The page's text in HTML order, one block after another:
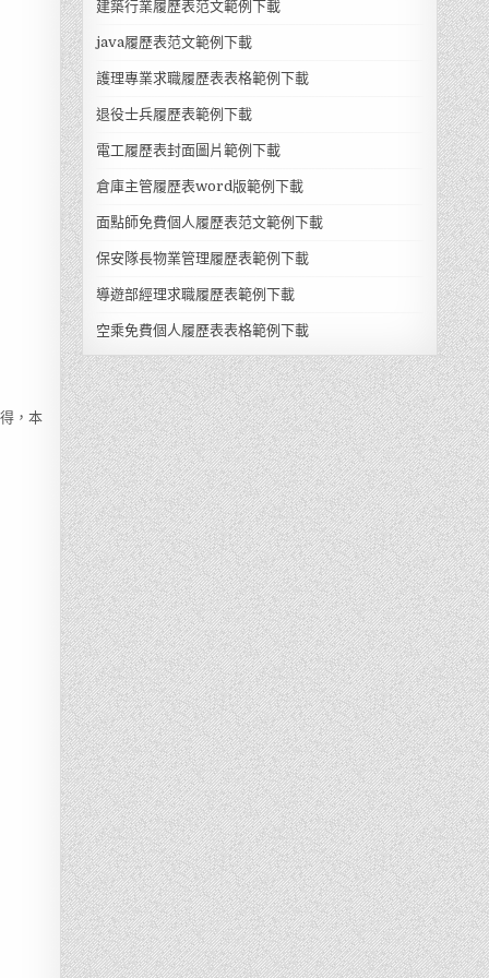
，本
建築行業履歷表范文範例下載
java履歷表范文範例下載
護理專業求職履歷表表格範例下載
退役士兵履歷表範例下載
電工履歷表封面圖片範例下載
倉庫主管履歷表word版範例下載
面點師免費個人履歷表范文範例下載
保安隊長物業管理履歷表範例下載
導遊部經理求職履歷表範例下載
空乘免費個人履歷表表格範例下載